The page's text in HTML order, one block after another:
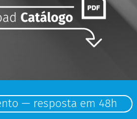
— resposta em 48h